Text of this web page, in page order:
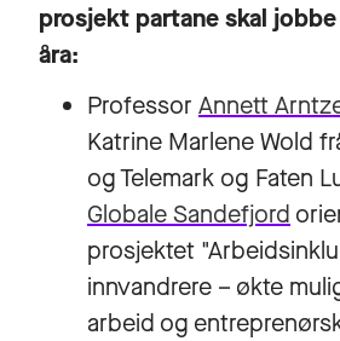
prosjekt partane skal
åra:
Professor Annett
Katrine Marlene Wold
og Telemark og Faten
Globale Sandefjord
prosjektet
innvandrere – økte
arbeid og